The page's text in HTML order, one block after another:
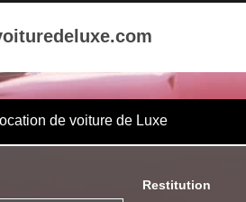
de voiture de Luxe
Restitution